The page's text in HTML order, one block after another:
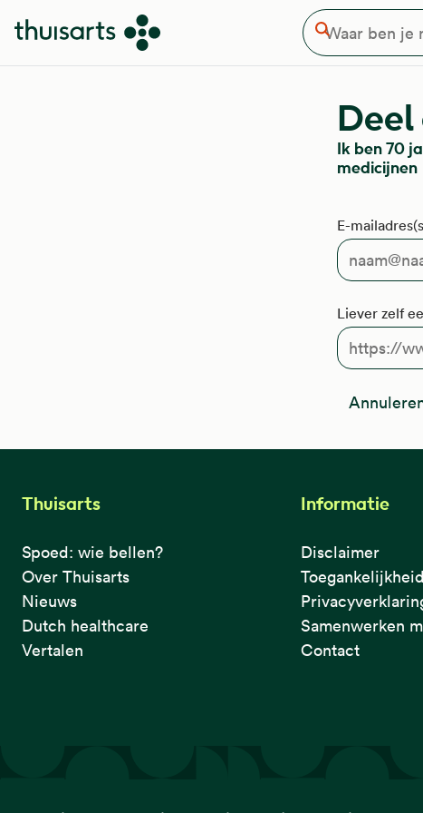
Overslaan en naar de inhoud gaan Waar ben je naar op zoek?
Zoeken
Ik ben 70
medicijnen
E-
Liever zelf
Thuisarts
Spoed: wie bellen?
Over Thuisarts
Nieuws
Dutch healthcare
Vertalen
Informatie
Disclaimer
Toegankelijkheid
Samenwerken
Contact